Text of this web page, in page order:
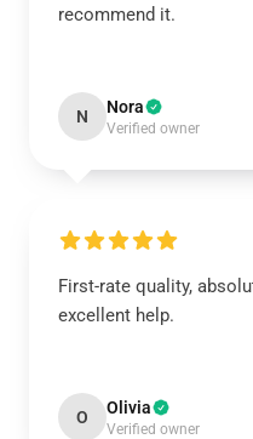
recommend it.
N Nora
Verified owner
First-rate quality,
excellent help.
O Olivia
Verified owner